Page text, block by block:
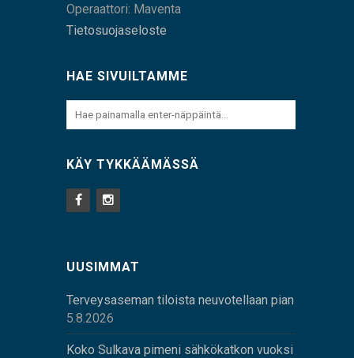
Operaattori: Maventa
Tietosuojaseloste
HAE SIVUILTAMME
KÄY TYKKÄÄMÄSSÄ
UUSIMMAT
Terveysaseman tiloista neuvotellaan pian
5.8.2026
Koko Sulkava pimeni sähkökatkon vuoksi